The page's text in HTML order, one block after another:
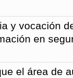
y vocación
en
el área de